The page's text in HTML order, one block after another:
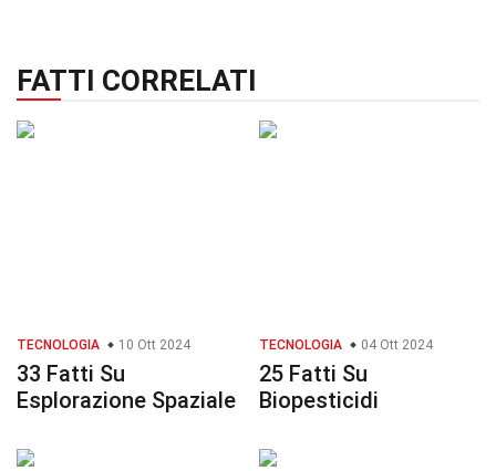
FATTI CORRELATI
TECNOLOGIA 10 Ott 2024
33 Fatti Su
Esplorazione Spaziale
TECNOLOGIA 04 Ott 2024
25 Fatti Su
Biopesticidi